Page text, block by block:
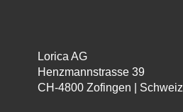
Lorica AG
Henzmannstrasse 39
CH-4800 Zofingen | Schweiz